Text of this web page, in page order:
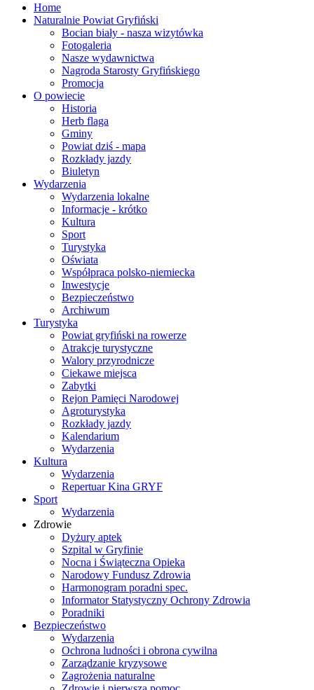
Home
Naturalnie Powiat Gryfiński
Bocian biały - nasza wizytówka
Fotogaleria
Nasze wydawnictwa
Nagroda Starosty Gryfińskiego
Promocja
O powiecie
Historia
Herb flaga
Gminy
Powiat dziś - mapa
Rozkłady jazdy
Biuletyn
Wydarzenia
Wydarzenia lokalne
Informacje - krótko
Kultura
Sport
Turystyka
Oświata
Współpraca polsko-niemiecka
Inwestycje
Bezpieczeństwo
Archiwum
Turystyka
Powiat gryfiński na rowerze
Atrakcje turystyczne
Walory przyrodnicze
Ciekawe miejsca
Zabytki
Rejon Pamięci Narodowej
Agroturystyka
Rozkłady jazdy
Kalendarium
Wydarzenia
Kultura
Wydarzenia
Repertuar Kina GRYF
Sport
Wydarzenia
Zdrowie
Dyżury aptek
Szpital w Gryfinie
Nocna i Świąteczna Opieka
Narodowy Fundusz Zdrowia
Harmonogram poradni spec.
Informator Statystyczny Ochrony Zdrowia
Poradniki
Bezpieczeństwo
Wydarzenia
Ochrona ludności i obrona cywilna
Zarządzanie kryzysowe
Zagrożenia naturalne